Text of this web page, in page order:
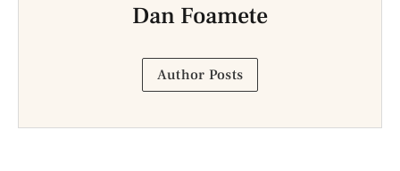
Dan Foamete
Author Posts